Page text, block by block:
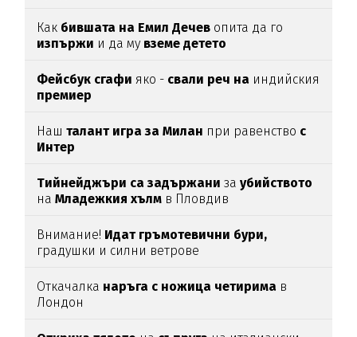
Как бившата на Емил Дечев опита да го
изпържи и да му вземе детето
Фейсбук сгафи яко - свали реч на индийския
премиер
Нашталант игра за Милан при равенство с
Интер
Тийнейджъри са задържани за убийството
наМладежкия хълм в Пловдив
Внимание! Идат гръмотевични бури,
градушки и силни ветрове
Откачалка наръга с ножица четирима в
Лондон